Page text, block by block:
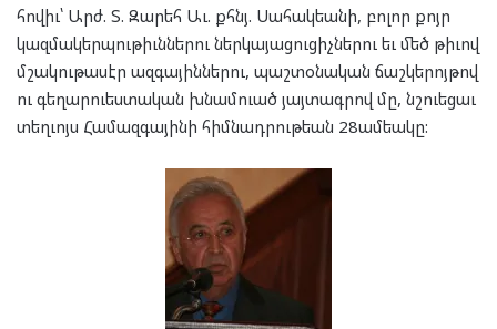
հո­վիւ՝ Արժ. Տ. Զա­րեհ Աւ. քհնյ. Սա­հակ­եա­նի, բո­լոր քոյր
կազ­մա­կեր­պու­թիւն­նե­րու ներ­կա­յա­ցու­ցիչ­նե­րու եւ մեծ թիւով
մշա­կու­թա­սէր ազ­գա­յին­նե­րու, պաշ­տօ­նա­կան ճաշ­կե­րոյ­թով
ու գե­ղար­ուես­տա­կան խնամ­ուած յայ­տագ­րով մը, նշուե­ցաւ
տեղ­ւոյս Հա­մազ­գա­յի­նի հիմ­նադ­րու­թեան 28ամ­եա­կը: